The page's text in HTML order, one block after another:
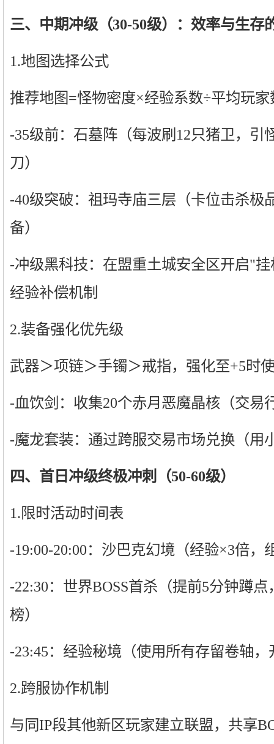
三、中期冲级（30-50级）：效率与生存
1.地图选择公式
推荐地图=怪物密度×经验系数÷平均玩家
-35级前：石墓阵（每波刷12只猪卫，引
刀）
-40级突破：祖玛寺庙三层（卡位击杀极
备）
-冲级黑科技：在盟重土城安全区开启"
经验补偿机制
2.装备强化优先级
武器＞项链＞手镯＞戒指，强化至+5时
-血饮剑：收集20个赤月恶魔晶核（交易
-魔龙套装：通过跨服交易市场兑换（用
四、首日冲级终极冲刺（50-60级）
1.限时活动时间表
-19:00-20:00：沙巴克幻境（经验×3倍，
-22:30：世界BOSS首杀（提前5分钟蹲
榜）
-23:45：经验秘境（使用所有存留卷轴
2.跨服协作机制
与同IP段其他新区玩家建立联盟，共享